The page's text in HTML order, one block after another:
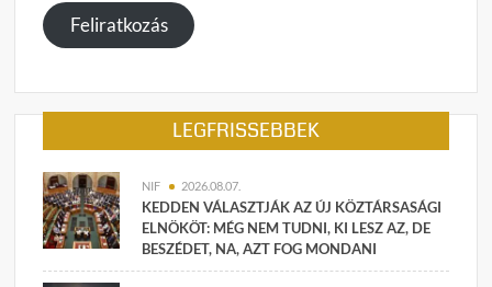
megadása
Feliratkozás
LEGFRISSEBBEK
NIF 2026.08.07.
KEDDEN VÁLASZTJÁK AZ ÚJ KÖZTÁRSASÁGI
ELNÖKÖT: MÉG NEM TUDNI, KI LESZ AZ, DE
BESZÉDET, NA, AZT FOG MONDANI